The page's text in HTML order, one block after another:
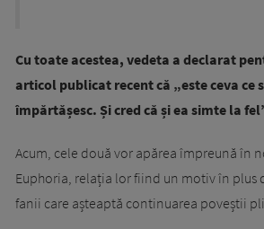
Cu toate acestea, vedeta a declarat
articol publicat recent că „este ceva ce
împărtășesc. Și cred că și ea simte la
Acum, cele două vor apărea împreună în
Euphoria, relația lor fiind un motiv în plus
fanii care așteaptă continuarea poveștii